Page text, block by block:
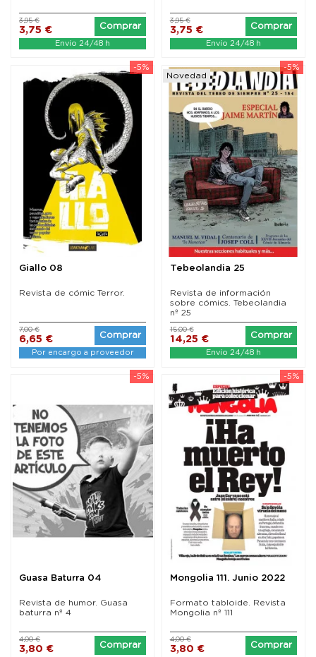
3,75 €
3,95 €
Comprar
Envío 24/48 h
3,75 €
3,95 €
Comprar
Envío 24/48 h
-5%
Giallo 08
Revista de cómic Terror.
6,65 €
7,00 €
Comprar
Por encargo a proveedor
-5%
Novedad
Tebeolandia 25
Revista de información
sobre cómics. Tebeolandia
nº 25
14,25 €
15,00 €
Comprar
Envío 24/48 h
-5%
Guasa Baturra 04
Revista de humor. Guasa
baturra nº 4
3,80 €
4,00 €
Comprar
-5%
Mongolia 111. Junio 2022
Formato tabloide. Revista
Mongolia nº 111
3,80 €
4,00 €
Comprar